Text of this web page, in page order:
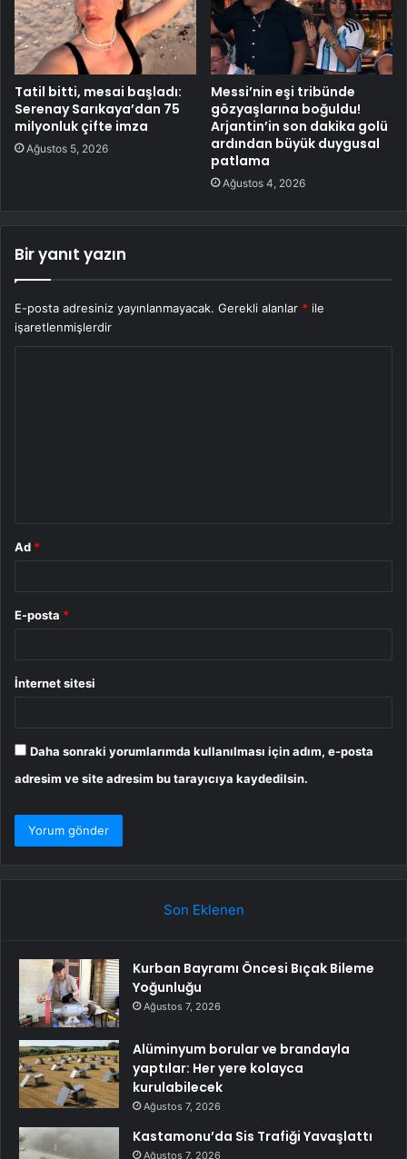
Tatil bitti, mesai başladı:
Serenay Sarıkaya’dan 75
milyonluk çifte imza
Ağustos 5, 2026
Messi’nin eşi tribünde
gözyaşlarına boğuldu!
Arjantin’in son dakika golü
ardından büyük duygusal
patlama
Ağustos 4, 2026
Bir yanıt yazın
E-posta adresiniz yayınlanmayacak. Gerekli alanlar * ile
işaretlenmişlerdir
Ad *
E-posta *
İnternet sitesi
Daha sonraki yorumlarımda kullanılması için adım, e-posta
adresim ve site adresim bu tarayıcıya kaydedilsin.
Son Eklenen
Kurban Bayramı Öncesi Bıçak Bileme
Yoğunluğu
Ağustos 7, 2026
Alüminyum borular ve brandayla
yaptılar: Her yere kolayca
kurulabilecek
Ağustos 7, 2026
Kastamonu’da Sis Trafiği Yavaşlattı
Ağustos 7, 2026